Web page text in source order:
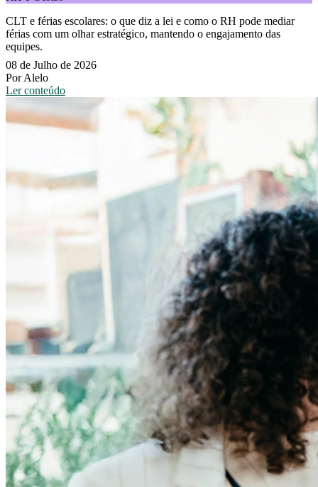
CLT e férias escolares: o que diz a lei e como o RH pode mediar
férias com um olhar estratégico, mantendo o engajamento das
equipes.
08 de Julho de 2026
Por Alelo
Ler conteúdo